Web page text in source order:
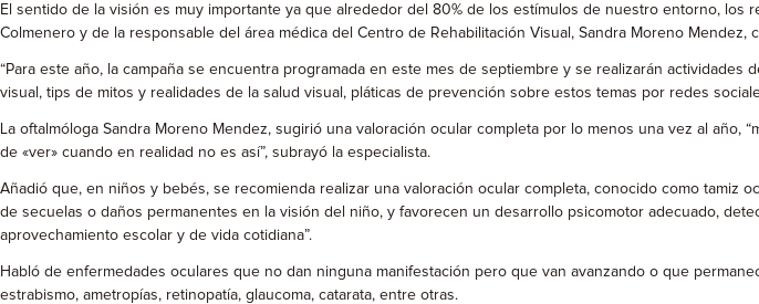
El sentido de la visión es muy importante ya que alrededor del 80% de los estímulos de nuestro entorno,
Colmenero y de la responsable del área médica del Centro de Rehabilitación Visual, Sandra Moreno Mendez,
“Para este año, la campaña se encuentra programada en este mes de septiembre y se realizarán
visual, tips de mitos y realidades de la salud visual, pláticas de prevención sobre estos temas por redes
La oftalmóloga Sandra Moreno Mendez, sugirió una valoración ocular completa por lo menos una vez al
de «ver» cuando en realidad no es así”, subrayó la especialista.
Añadió que, en niños y bebés, se recomienda realizar una valoración ocular completa, conocido como
de secuelas o daños permanentes en la visión del niño, y favorecen un desarrollo psicomotor adecuado,
aprovechamiento escolar y de vida cotidiana”.
Habló de enfermedades oculares que no dan ninguna manifestación pero que van avanzando o que
estrabismo, ametropías, retinopatía, glaucoma, catarata, entre otras.